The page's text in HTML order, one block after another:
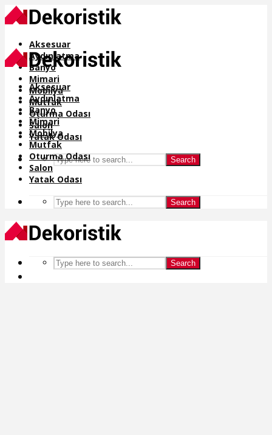
Aksesuar
Aydınlatma
Banyo
Mimari
Mobilya
Mutfak
Oturma Odası
Salon
Yatak Odası
Search
Aksesuar
Aydınlatma
Banyo
Mimari
Mobilya
Mutfak
Oturma Odası
Salon
Yatak Odası
Search
Search